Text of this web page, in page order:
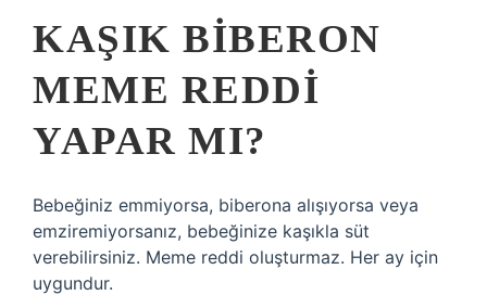
KAŞIK BIBERON
MEME REDDI
YAPAR MI?
Bebeğiniz emmiyorsa, biberona alışıyorsa veya
emziremiyorsanız, bebeğinize kaşıkla süt
verebilirsiniz. Meme reddi oluşturmaz. Her ay için
uygundur.